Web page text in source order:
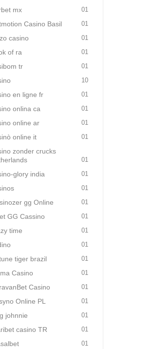
mx 01
Casino Basil 01
casino 01
of ra 01
tr 01
10
en ligne fr 01
onlina ca 01
online ar 01
online it 01
zonder crucks
01
glory india 01
01
gg Online 01
GG Cassino 01
time 01
01
tiger brazil 01
Casino 01
Casino 01
Online PL 01
johnnie 01
casino TR 01
01